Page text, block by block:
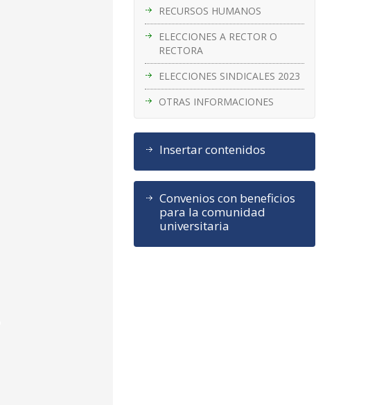
RECURSOS HUMANOS
ELECCIONES A RECTOR O
RECTORA
ELECCIONES SINDICALES 2023
OTRAS INFORMACIONES
Insertar contenidos
Convenios con beneficios
para la comunidad
universitaria